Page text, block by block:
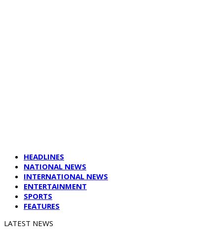
HEADLINES
NATIONAL NEWS
INTERNATIONAL NEWS
ENTERTAINMENT
SPORTS
FEATURES
LATEST NEWS